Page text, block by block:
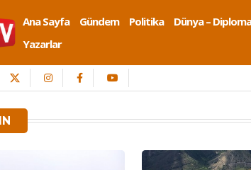
Ana Sayfa Gündem Politika Dünya –
Yazarlar